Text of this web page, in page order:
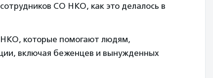
СО НКО, как это делалось в
которые помогают людям,
включая беженцев и вынужденных